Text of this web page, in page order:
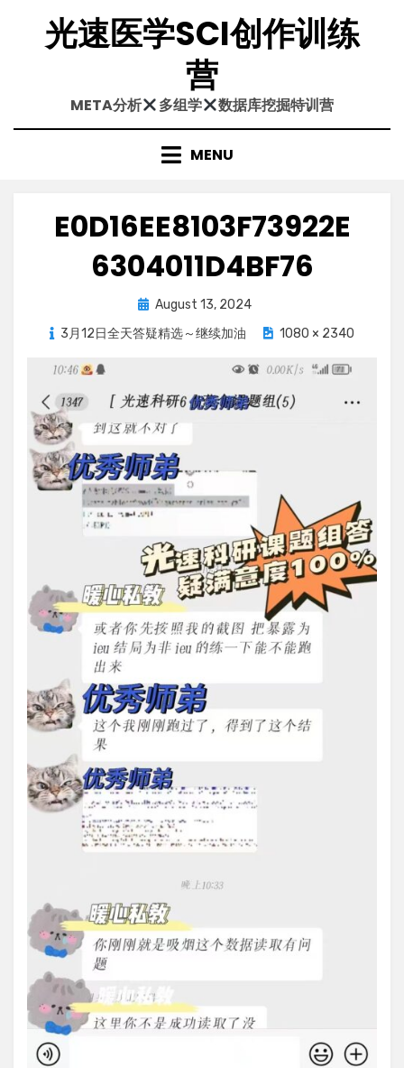
content光速医学SCI创作训练
营
META分析 多组学 数据库挖掘特训营
MENU
E0D16EE8103F73922E
6304011D4BF76
Posted
on
August 13, 2024
3月12日全天答疑精选～继续加油
1080 × 2340